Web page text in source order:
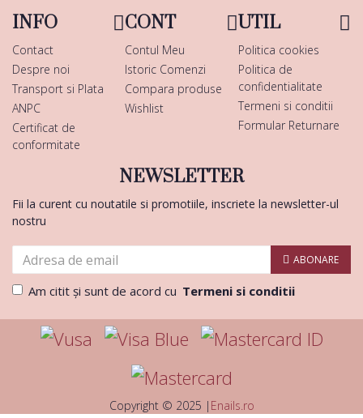
INFO
Contact
Despre noi
Transport si Plata
ANPC
Certificat de
conformitate
CONT
Contul Meu
Istoric Comenzi
Compara produse
Wishlist
UTIL
Politica cookies
Politica de
confidentialitate
Termeni si conditii
Formular Returnare
NEWSLETTER
Fii la curent cu noutatile si promotiile, inscriete la newsletter-ul
nostru
ABONARE
Am citit şi sunt de acord cu Termeni si conditii
Copyright © 2025 | Enails.ro